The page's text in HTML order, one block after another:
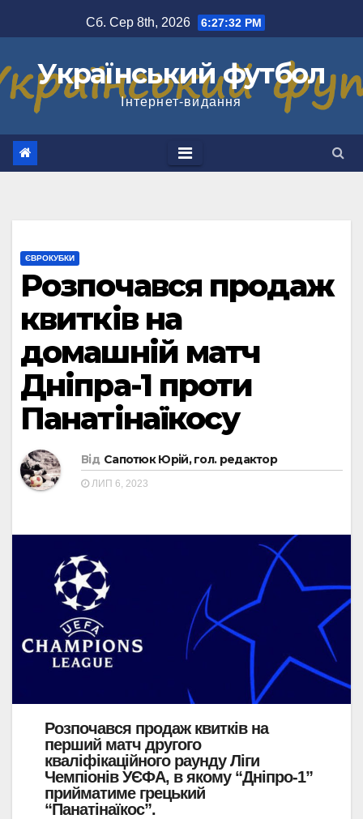
до
Сб. Сер 8th, 2026 6:27:33 PM
Український футбол
Інтернет-видання
ЄВРОКУБКИ
Розпочався продаж
квитків на
домашній матч
Дніпра-1 проти
Панатінаїкосу
Від Сапотюк Юрій, гол. редактор
ЛИП 6, 2023
Розпочався продаж квитків на
перший матч другого
кваліфікаційного раунду Ліги
Чемпіонів УЄФА, в якому “Дніпро-1”
прийматиме грецький
“Панатінаїкос”.